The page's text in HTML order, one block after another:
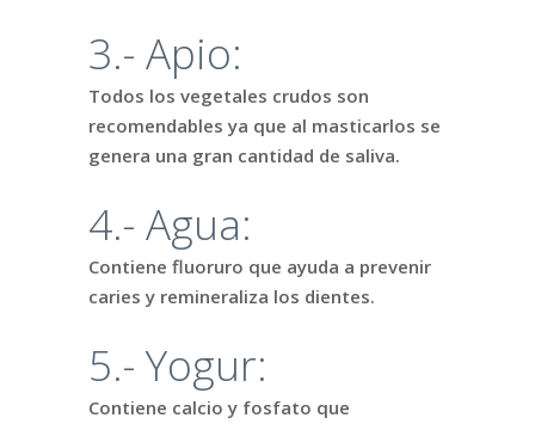
3.- Apio:
Todos los vegetales crudos son
recomendables ya que al masticarlos se
genera una gran cantidad de saliva.
4.- Agua:
Contiene fluoruro que ayuda a prevenir
caries y remineraliza los dientes.
5.- Yogur:
Contiene calcio y fosfato que